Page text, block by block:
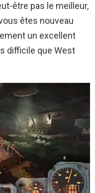
être pas le meilleur,
êtes nouveau
un excellent
difficile que West